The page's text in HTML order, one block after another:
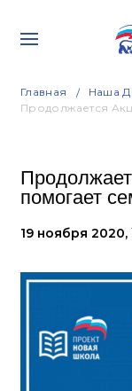
Главная Наша
Продолжается
помогает
19 ноября 2020,